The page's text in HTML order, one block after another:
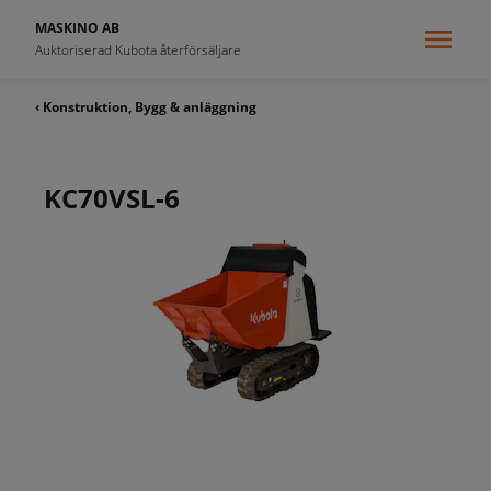
MASKINO AB
Auktoriserad Kubota återförsäljare
‹ Konstruktion, Bygg & anläggning
KC70VSL-6